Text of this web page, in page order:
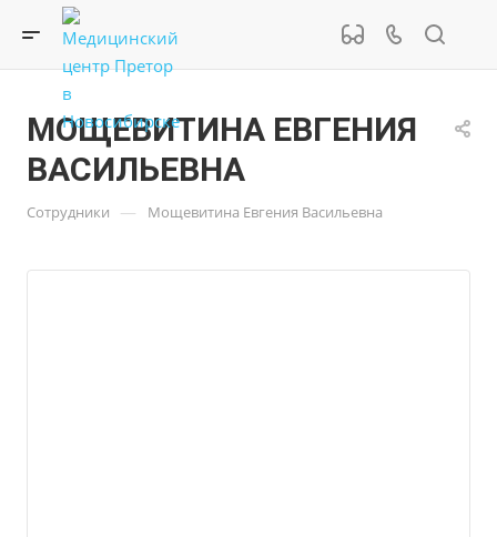
МОЩЕВИТИНА ЕВГЕНИЯ
ВАСИЛЬЕВНА
Сотрудники — Мощевитина Евгения Васильевна